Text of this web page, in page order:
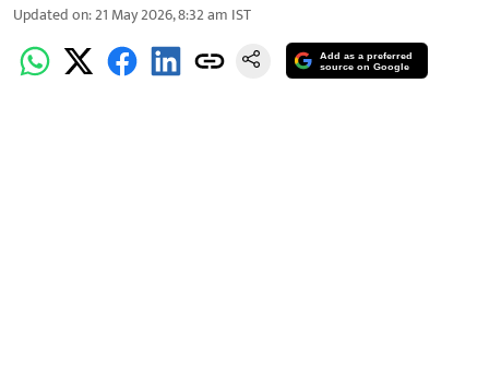
Updated on:21 May 2026, 8:32 am IST
Add as a preferred
source on Google